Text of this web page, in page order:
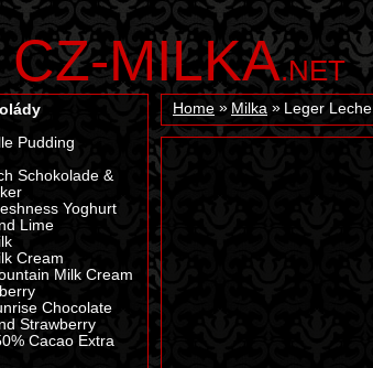
CZ-MILKA.NET
Home Milka Leger Leche
Pudding
Schokolade &
Yoghurt
Lime
Cream
Milk Cream
Chocolate
Strawberry
Cacao Extra